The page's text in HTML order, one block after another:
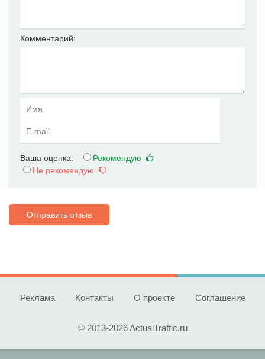
Комментарий:
Ваша оценка:
Рекомендую
Не рекомендую
Отправить отзыв
Реклама Контакты О проекте Соглашение
© 2013-2026 ActualTraffic.ru